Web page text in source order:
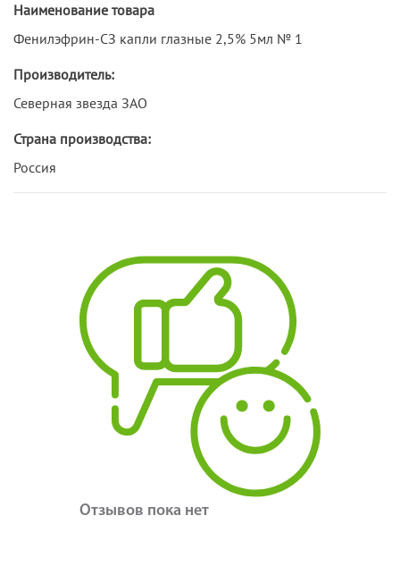
Наименование товара
Фенилэфрин-СЗ капли глазные 2,5% 5мл № 1
Производитель:
Северная звезда ЗАО
Страна производства:
Россия
Отзывов пока нет